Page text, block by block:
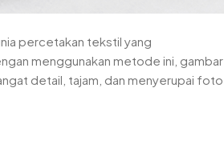
percetakan tekstil yang
menggunakan metode ini, gambar
detail, tajam, dan menyerupai foto